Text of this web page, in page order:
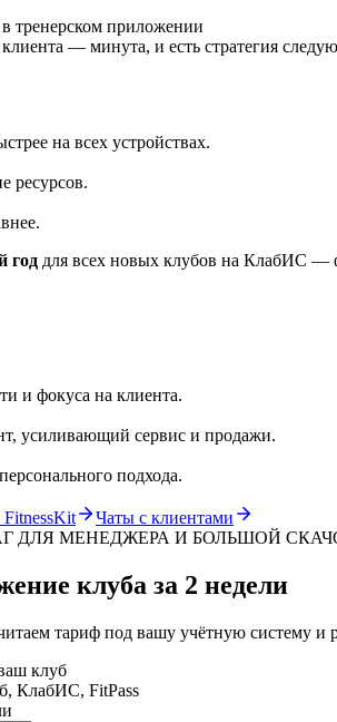
— минута, и есть стратегия
на всех устройствах.
ресурсов.
год для всех новых клубов на КлабИС —
и фокуса на клиента.
усиливающий сервис и продажи.
подхода.
Чаты с клиентами
ДЛЯ МЕНЕДЖЕРА И БОЛЬШОЙ
клуба за 2 недели
тариф под вашу учётную систему и
клуб
КлабИС, FitPass